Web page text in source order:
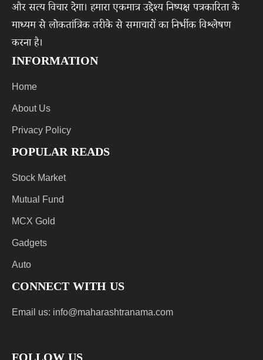
और सत्य विचार देगा। हमारा एकमात्र उद्देश्य निष्पक्ष पत्रकारिता के
माध्यम से लोकतांत्रिक तरीके से समाचारों का निर्भीक विश्लेषण
करना है।
INFORMATION
Home
About Us
Privacy Policy
POPULAR READS
Stock Market
Mutual Fund
MCX Gold
Gadgets
Auto
CONNECT WITH US
Email us: info@maharashtranama.com